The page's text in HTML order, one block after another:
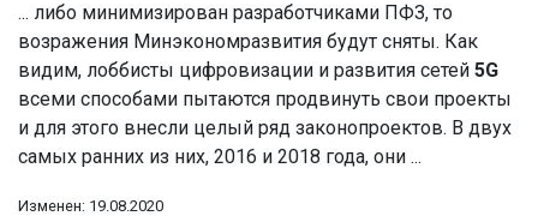
... либо минимизирован разработчиками ПФЗ, то
возражения Минэкономразвития будут сняты. Как
видим, лоббисты цифровизации и развития сетей 5G
всеми способами пытаются продвинуть свои проекты
и для этого внесли целый ряд законопроектов. В двух
самых ранних из них, 2016 и 2018 года, они ...
Изменен: 19.08.2020